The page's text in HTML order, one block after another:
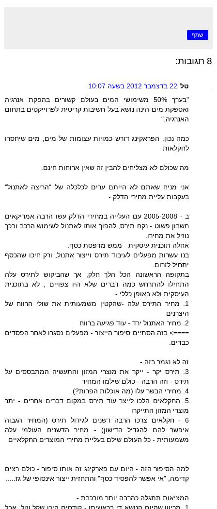
שתף
8 תגובות:
טל 22 בדצמבר 2012 בשעה 10:07
"בערך 50% משימושי המים בעולם קשורים בהפקת אנרגיה
ואספקת מים הינה נושא בעל חשיבות קריטית לפרוייקטים בתחום
האנרגיה."
כמה נכון. הפראקינג דורש כמויות עצומות של מים, מים שיחסרו
לחקלאות
מה שכולם לא מצליחים להבין זה שאין ארוחות חינם.
אני מניח שאתם לא הייתם ערים לכלכלה של "הריצה לאתנול"
בעקבות עליית מחירי הדלק -
ב - 2005-2008 עם העלייה במחירי הדלק עשו הרבה אמריקאים
חשבון פשוט - נקח תירס, להפוך אותו לאתנול לשימוש הרכב ובכך
נוזיל את מחירו.
אחלה תוכנית עיסקית - ממש מדפסת כסף.
בנו עשרות מפעלים לעיבוד תירס וייצור אתנול, ורק חיכו שהכסף
יתחיל לזרום.
בתקופה הראשונה הכל הלך חלק, אך שהביקוש לתירס עלה
התחילו להתרחש כמה דברים שלא היו צפויים , לא בתוכנית
העיסקית ולא באופן כללי -
1. מחיר התירס עלה -שהקטין משמעותית את שולי הרווח של
היצרנים
2. מחיר האתנול ירד - עוד פגיעה ברווח
====> בזה הסתיים סיפור הייצור - מפעלים נסגרו לאחר הפסדים
כבדים.
זה לא נגמר בזה -
3. תירס יקר - ייקר את מוצרי המזון והתעשיה המתבססים על
תירס - וזה הרבה - כולם שילמו המחיר
4. מחירי הבשר עלו (מה אוכלות הפרות?)
5. החקלאים הלכו לייצר עוד תירס במקום דברים אחרים - יתר
מוצרי המזון התייקרו
6 - חקלאים צרכו הרבה דשנים לגידול תירס (המחיר הגבוה
איפשר להם להגדיל הדישון) - מחיר הדשנים העולמי עלה
משמעותית - כל העולם שילם בעליית מחירי המוצרים החקלאיים
למה הסיפור הזה - היום עם פארקינג זה אותו סיפור - כולם רצים
קדימה, "אי אפשר להפסיד כסף" והתחזית ייצור אינסופי של גז.....
המציאות תתגלה כהרבה יותר מורכבת -